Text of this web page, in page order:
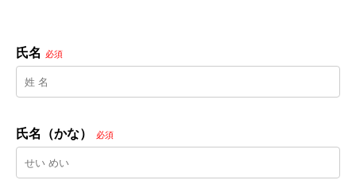
氏名 必須
氏名（かな） 必須